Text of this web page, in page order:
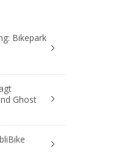
Bikepark
Ghost